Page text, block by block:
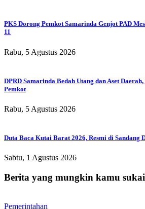
PKS Dorong Pemkot Samarinda Genjot PAD
11
Rabu, 5 Agustus 2026
DPRD Samarinda Bedah Utang dan Aset
Pemkot
Rabu, 5 Agustus 2026
Duta Baca Kutai Barat 2026, Resmi di Sandang
Sabtu, 1 Agustus 2026
Berita yang mungkin kamu sukai
Pemerintahan